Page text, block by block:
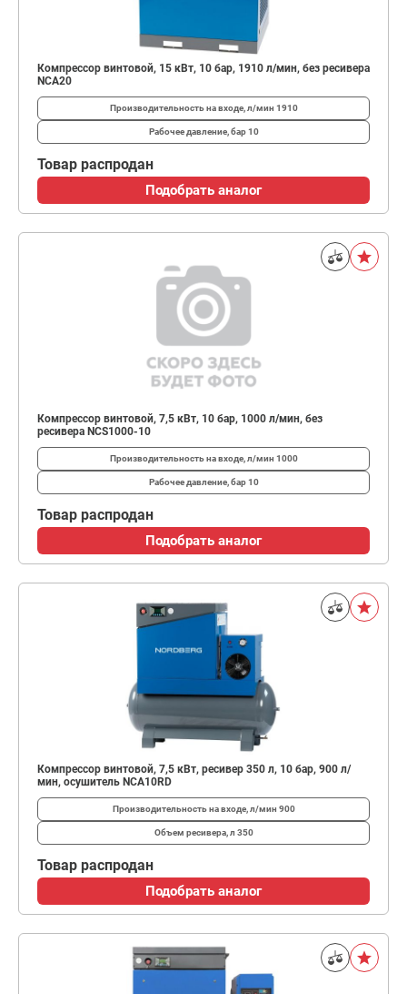
Компрессор винтовой, 15 кВт, 10 бар, 1910 л/мин, без ресивера
NCA20
Производительность на входе, л/мин 1910
Рабочее давление, бар10
Товар распродан
Подобрать аналог
Компрессор винтовой, 7,5 кВт, 10 бар, 1000 л/мин, без
ресивера NCS1000-10
Производительность на входе, л/мин 1000
Рабочее давление, бар10
Товар распродан
Подобрать аналог
Компрессор винтовой, 7,5 кВт, ресивер 350 л, 10 бар, 900 л/
мин, осушитель NCA10RD
Производительность на входе, л/мин 900
Объем ресивера, л 350
Товар распродан
Подобрать аналог